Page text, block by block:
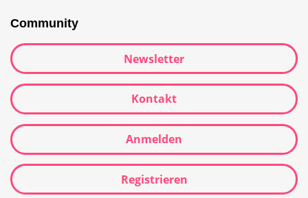
Community
Newsletter
Kontakt
Anmelden
Registrieren